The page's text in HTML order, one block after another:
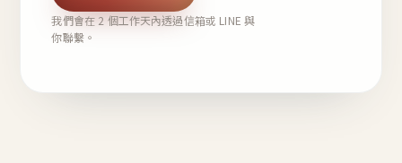
我們會在 2 個工作天內透過信箱或 LINE 與
你聯繫。